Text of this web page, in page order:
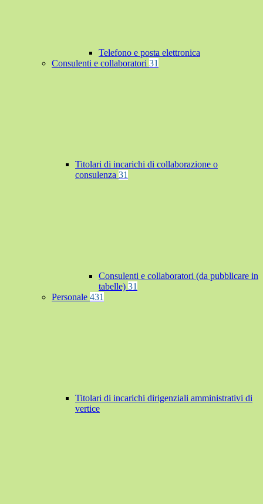
Telefono e posta elettronica
Consulenti e collaboratori 31
Titolari di incarichi di collaborazione o
consulenza 31
Consulenti e collaboratori (da pubblicare in
tabelle) 31
Personale 431
Titolari di incarichi dirigenziali amministrativi di
vertice